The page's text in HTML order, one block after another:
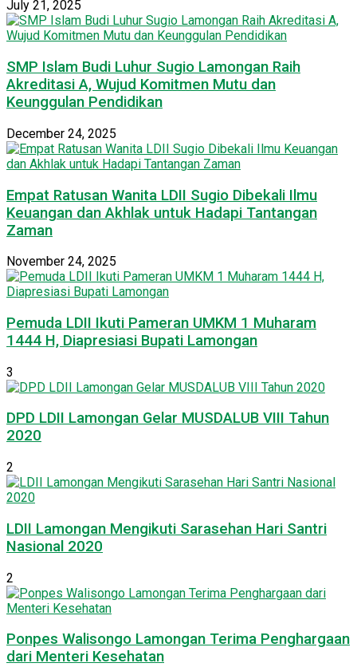
July 21, 2025
SMP Islam Budi Luhur Sugio Lamongan Raih
Akreditasi A, Wujud Komitmen Mutu dan
Keunggulan Pendidikan
December 24, 2025
Empat Ratusan Wanita LDII Sugio Dibekali Ilmu
Keuangan dan Akhlak untuk Hadapi Tantangan
Zaman
November 24, 2025
Pemuda LDII Ikuti Pameran UMKM 1 Muharam
1444 H, Diapresiasi Bupati Lamongan
3
DPD LDII Lamongan Gelar MUSDALUB VIII Tahun
2020
2
LDII Lamongan Mengikuti Sarasehan Hari Santri
Nasional 2020
2
Ponpes Walisongo Lamongan Terima Penghargaan
dari Menteri Kesehatan